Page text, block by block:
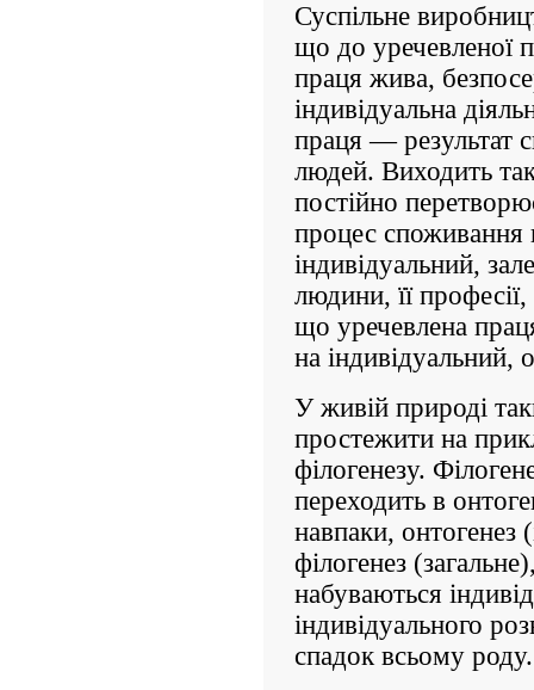
Суспільне
що до уречевленої
праця жива,
індивідуальна
праця — результат
людей. Виходить
постійно
процес споживання
індивідуальний,
людини, її
що уречевлена
на
У живій природі
простежити на
філогенезу.
переходить в
навпаки, онтогенез
філогенез
набуваються
індивідуального
спадок всьому роду.